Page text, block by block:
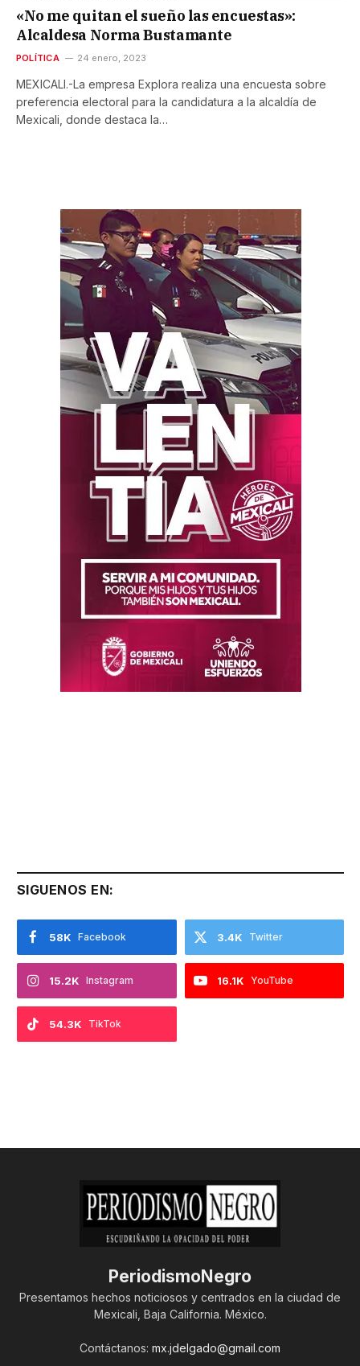
«No me quitan el sueño las encuestas»:
Alcaldesa Norma Bustamante
POLÍTICA 24 enero, 2023
MEXICALI.-La empresa Explora realiza una encuesta sobre
preferencia electoral para la candidatura a la alcaldía de
Mexicali, donde destaca la…
SIGUENOS EN:
Facebook
58K Twitter
3.4K
Instagram
15.2K YouTube
16.1K
TikTok
54.3K
PeriodismoNegro
Presentamos hechos noticiosos y centrados en la ciudad de
Mexicali, Baja California. México.
Contáctanos: mx.jdelgado@gmail.com